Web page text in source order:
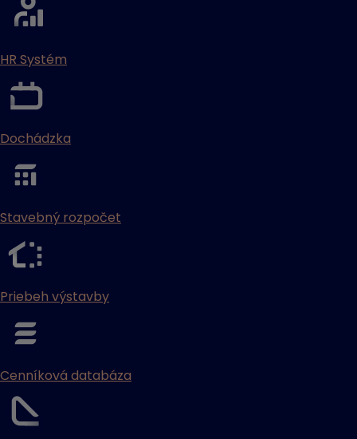
HR Systém
Dochádzka
Stavebný rozpočet
Priebeh výstavby
Cenníková databáza